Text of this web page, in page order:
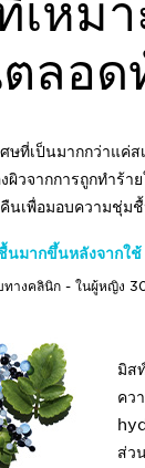
ลอด
ษที่เป็นมากกว่าแค่
ผิวจากการถูกทำร้
นเพื่อมอบความชุ่ม
มากขึ้นหลังจากใช้
ทางคลินิก - ในผู้หญิง
มิส
คว
ส่ว